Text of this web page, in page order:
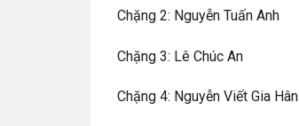
Chặng 2: Nguyễn Tuấn Anh
Chặng 3: Lê Chúc An
Chặng 4: Nguyễn Viết Gia Hân